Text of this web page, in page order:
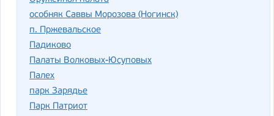
особняк Саввы Морозова (Ногинск)
п. Пржевальское
Падиково
Палаты Волковых-Юсуповых
Палех
парк Зарядье
Парк Патриот